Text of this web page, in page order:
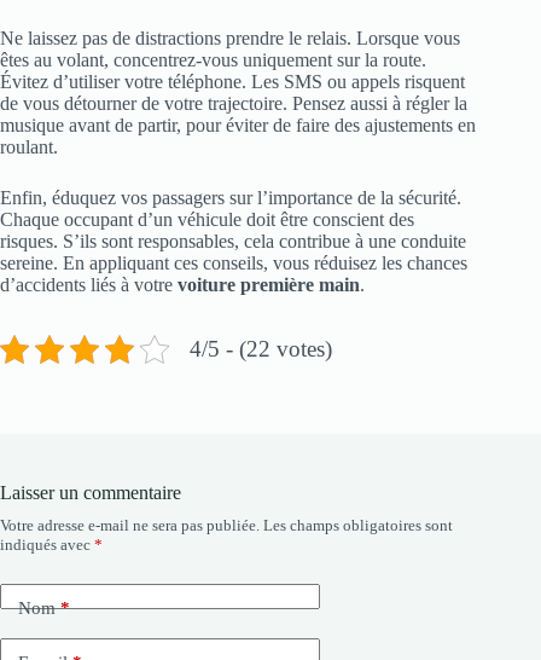
Ne laissez pas de distractions prendre le relais. Lorsque vous
êtes au volant, concentrez-vous uniquement sur la route.
Évitez d’utiliser votre téléphone. Les SMS ou appels risquent
de vous détourner de votre trajectoire. Pensez aussi à régler la
musique avant de partir, pour éviter de faire des ajustements en
roulant.
Enfin, éduquez vos passagers sur l’importance de la sécurité.
Chaque occupant d’un véhicule doit être conscient des
risques. S’ils sont responsables, cela contribue à une conduite
sereine. En appliquant ces conseils, vous réduisez les chances
d’accidents liés à votre voiture première main.
4/5 - (22 votes)
Laisser un commentaire
Votre adresse e-mail ne sera pas publiée. Les champs obligatoires sont
indiqués avec *
Nom*